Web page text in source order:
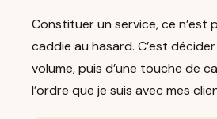
Constituer un service, ce n’est
caddie au hasard. C’est décider
volume, puis d’une touche de
l’ordre que je suis avec mes